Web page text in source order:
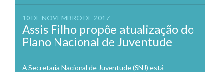
10 DE NOVEMBRO DE 2017
Assis Filho propõe atualização do
Plano Nacional de Juventude
A Secretaria Nacional de Juventude (SNJ) está